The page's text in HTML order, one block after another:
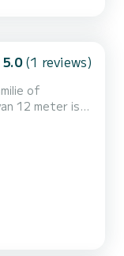
5.0 (1 reviews)
of